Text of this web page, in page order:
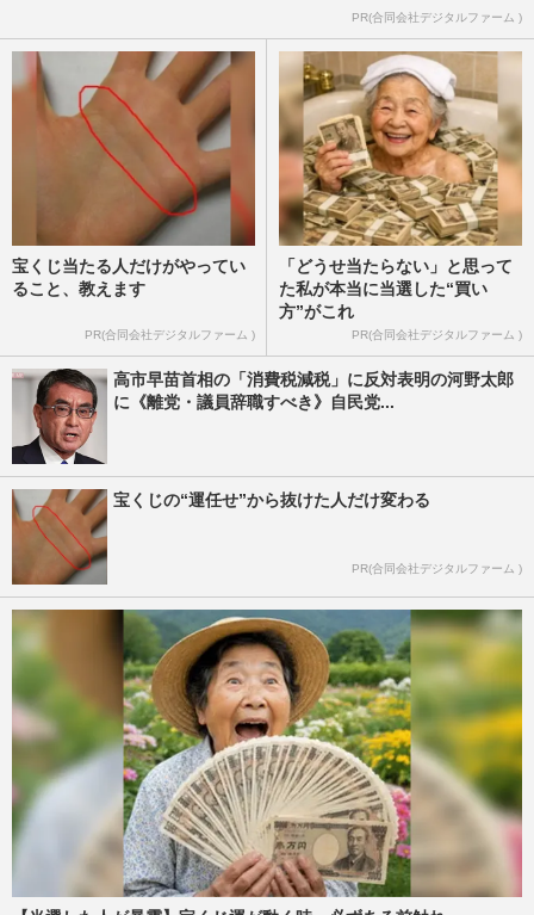
PR(合同会社デジタルファーム )
宝くじ当たる人だけがやってい
ること、教えます
PR(合同会社デジタルファーム )
「どうせ当たらない」と思って
た私が本当に当選した“買い
方”がこれ
PR(合同会社デジタルファーム )
高市早苗首相の「消費税減税」に反対表明の河野太郎
に《離党・議員辞職すべき》自民党...
宝くじの“運任せ”から抜けた人だけ変わる
PR(合同会社デジタルファーム )